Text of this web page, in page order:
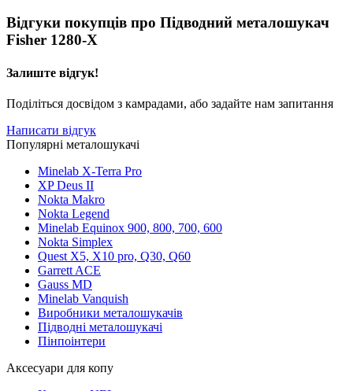
Відгуки покупців про Підводний металошукач
Fisher 1280-X
Залиште відгук!
Поділіться досвідом з камрадами, або задайте нам запитання
Написати відгук
Популярні металошукачі
Minelab X-Terra Pro
XP Deus II
Nokta Makro
Nokta Legend
Minelab Equinox 900, 800, 700, 600
Nokta Simplex
Quest X5, X10 pro, Q30, Q60
Garrett ACE
Gauss MD
Minelab Vanquish
Виробники металошукачів
Підводні металошукачі
Пінпоінтери
Аксесуари для копу